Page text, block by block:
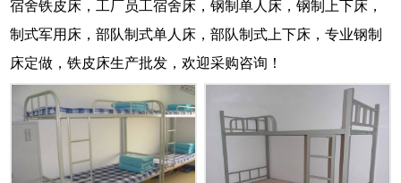
宿舍铁皮床，工厂员工宿舍床，钢制单人床，钢制上下床，
制式军用床，部队制式单人床，部队制式上下床，专业钢制
床定做，铁皮床生产批发，欢迎采购咨询！